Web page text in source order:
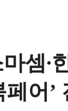
셈∙
페어’